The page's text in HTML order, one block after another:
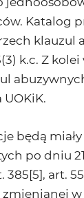
Katalog
klauzul
k.c. Z
UOKiK.
będą
po dniu
385[5], art.
w